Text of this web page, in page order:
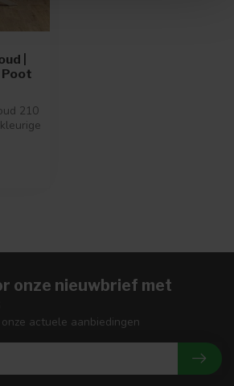
|
Poot
210
onze nieuwbrief met
actuele aanbiedingen